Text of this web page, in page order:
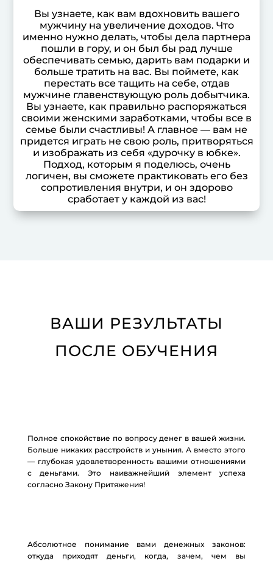
Вы узнаете, как вам вдохновить вашего
мужчину на увеличение доходов. Что
именно нужно делать, чтобы дела партнера
пошли в гору, и он был бы рад лучше
обеспечивать семью, дарить вам подарки и
больше тратить на вас. Вы поймете, как
перестать все тащить на себе, отдав
мужчине главенствующую роль добытчика.
Вы узнаете, как правильно распоряжаться
своими женскими заработками, чтобы все в
семье были счастливы! А главное — вам не
придется играть не свою роль, притворяться
и изображать из себя «дурочку в юбке».
Подход, которым я поделюсь, очень
логичен, вы сможете практиковать его без
сопротивления внутри, и он здорово
сработает у каждой из вас!
ВАШИ РЕЗУЛЬТАТЫ
ПОСЛЕ ОБУЧЕНИЯ
Полное спокойствие по вопросу денег в вашей жизни.
Больше никаких расстройств и уныния. А вместо этого
— глубокая удовлетворенность вашими отношениями
с деньгами. Это наиважнейший элемент успеха
согласно Закону Притяжения!
Абсолютное понимание вами денежных законов:
откуда приходят деньги, когда, зачем, чем вы